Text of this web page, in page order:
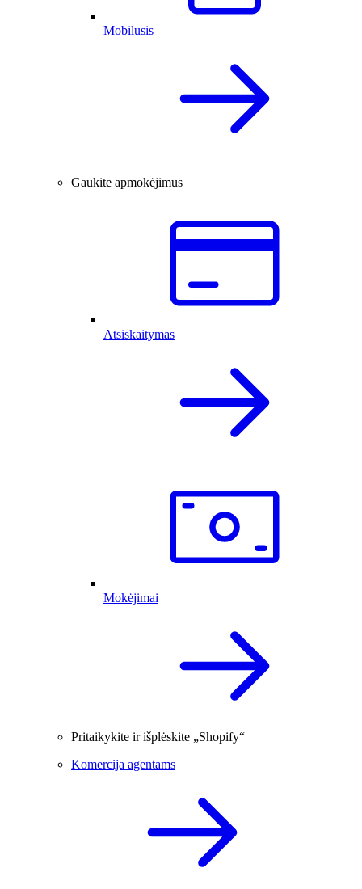
Mobilusis
Gaukite apmokėjimus
Atsiskaitymas
Mokėjimai
Pritaikykite ir išplėskite „Shopify“
Komercija agentams